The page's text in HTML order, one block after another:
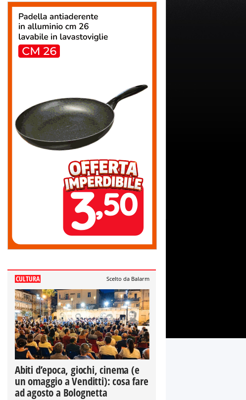
CULTURA Scelto da Balarm
Abiti d’epoca, giochi, cinema (e
un omaggio a Venditti): cosa fare
ad agosto a Bolognetta